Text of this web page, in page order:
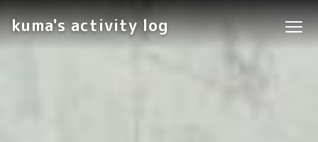
kuma's activity log